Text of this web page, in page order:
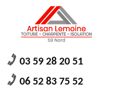
03 59 28 20 51
06 52 83 75 52